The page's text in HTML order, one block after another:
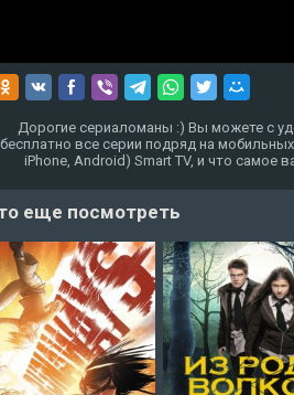
Дорогие сериаломаны :) Вы можете с
бесплатно все серии подряд на
iPhone, Android) Smart TV, и что самое
еще посмотреть